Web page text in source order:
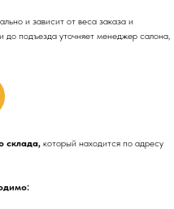
и зависит от веса заказа и
до подъезда уточняет менеджер салона,
склада, который находится по адресу